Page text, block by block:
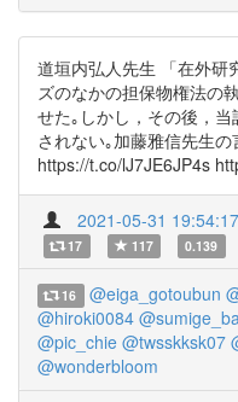
道垣内弘人先生 「在外研
ズのなかの担保物権法の
せた｡しかし，その後，
されない｡加藤雅信先生の
https://t.co/lJ7JE6JP4s
2021-05-31 19:54:17
17 117 0.139
16 @eiga_gotoubun
@hiroki0084
@pic_chie @twsskksk07
@wonderbloom